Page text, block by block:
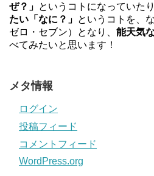
ぜ？」 というコトになっていたり
たい「なに？」 というコトを、
ゼロ・セブン）となり、 能天気
べてみたいと思います！
メタ情報
ログイン
投稿フィード
コメントフィード
WordPress.org